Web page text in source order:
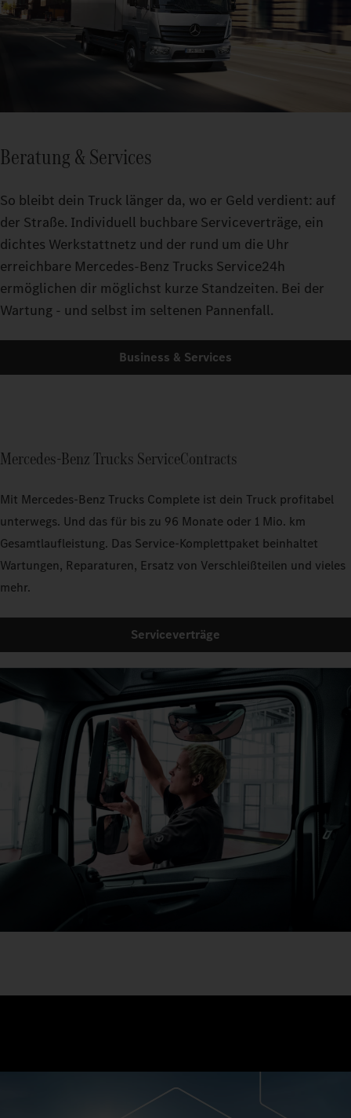
Beratung & Services
So bleibt dein Truck länger da, wo er Geld verdient: auf
der Straße. Individuell buchbare Serviceverträge, ein
dichtes Werkstattnetz und der rund um die Uhr
erreichbare Mercedes-Benz Trucks Service24h
ermöglichen dir möglichst kurze Standzeiten. Bei der
Wartung - und selbst im seltenen Pannenfall.
Business & Services
Mercedes-Benz Trucks ServiceContracts
Mit Mercedes‑Benz Trucks Complete ist dein Truck profitabel
unterwegs. Und das für bis zu 96 Monate oder 1 Mio. km
Gesamtlaufleistung. Das Service-Komplettpaket beinhaltet
Wartungen, Reparaturen, Ersatz von Verschleißteilen und vieles
mehr.
Serviceverträge